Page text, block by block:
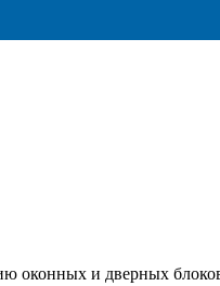
оконных и дверных